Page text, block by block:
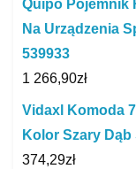
Quipo Pojemnik
Na Urządzenia
539933
1 266,90zł
Vidaxl Komoda
Kolor Szary Dąb
374,29zł